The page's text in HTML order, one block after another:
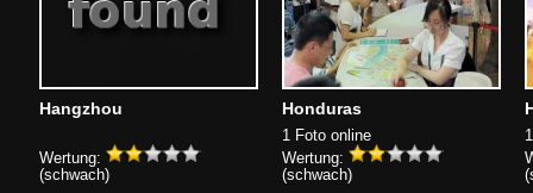
Hangzhou
Wertung:
(schwach)
Honduras
1 Foto online
Wertung:
(schwach)